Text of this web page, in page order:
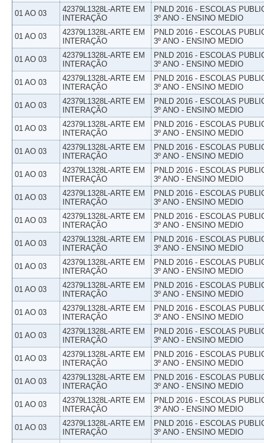
01 AO 03
42379L1328L-ARTE EM
INTERAÇÃO
PNLD 2016 - ESCOLAS
3º ANO - ENSINO MEDIO
01 AO 03
42379L1328L-ARTE EM
INTERAÇÃO
PNLD 2016 - ESCOLAS
3º ANO - ENSINO MEDIO
01 AO 03
42379L1328L-ARTE EM
INTERAÇÃO
PNLD 2016 - ESCOLAS
3º ANO - ENSINO MEDIO
01 AO 03
42379L1328L-ARTE EM
INTERAÇÃO
PNLD 2016 - ESCOLAS
3º ANO - ENSINO MEDIO
01 AO 03
42379L1328L-ARTE EM
INTERAÇÃO
PNLD 2016 - ESCOLAS
3º ANO - ENSINO MEDIO
01 AO 03
42379L1328L-ARTE EM
INTERAÇÃO
PNLD 2016 - ESCOLAS
3º ANO - ENSINO MEDIO
01 AO 03
42379L1328L-ARTE EM
INTERAÇÃO
PNLD 2016 - ESCOLAS
3º ANO - ENSINO MEDIO
01 AO 03
42379L1328L-ARTE EM
INTERAÇÃO
PNLD 2016 - ESCOLAS
3º ANO - ENSINO MEDIO
01 AO 03
42379L1328L-ARTE EM
INTERAÇÃO
PNLD 2016 - ESCOLAS
3º ANO - ENSINO MEDIO
01 AO 03
42379L1328L-ARTE EM
INTERAÇÃO
PNLD 2016 - ESCOLAS
3º ANO - ENSINO MEDIO
01 AO 03
42379L1328L-ARTE EM
INTERAÇÃO
PNLD 2016 - ESCOLAS
3º ANO - ENSINO MEDIO
01 AO 03
42379L1328L-ARTE EM
INTERAÇÃO
PNLD 2016 - ESCOLAS
3º ANO - ENSINO MEDIO
01 AO 03
42379L1328L-ARTE EM
INTERAÇÃO
PNLD 2016 - ESCOLAS
3º ANO - ENSINO MEDIO
01 AO 03
42379L1328L-ARTE EM
INTERAÇÃO
PNLD 2016 - ESCOLAS
3º ANO - ENSINO MEDIO
01 AO 03
42379L1328L-ARTE EM
INTERAÇÃO
PNLD 2016 - ESCOLAS
3º ANO - ENSINO MEDIO
01 AO 03
42379L1328L-ARTE EM
INTERAÇÃO
PNLD 2016 - ESCOLAS
3º ANO - ENSINO MEDIO
01 AO 03
42379L1328L-ARTE EM
INTERAÇÃO
PNLD 2016 - ESCOLAS
3º ANO - ENSINO MEDIO
01 AO 03
42379L1328L-ARTE EM
INTERAÇÃO
PNLD 2016 - ESCOLAS
3º ANO - ENSINO MEDIO
01 AO 03
42379L1328L-ARTE EM
INTERAÇÃO
PNLD 2016 - ESCOLAS
3º ANO - ENSINO MEDIO